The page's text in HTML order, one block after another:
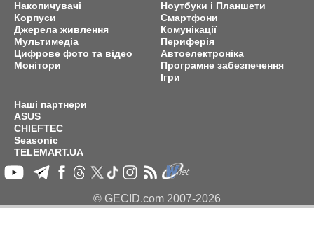
Накопичувачі
Корпуси
Джерела живлення
Мультимедіа
Цифрове фото та відео
Монітори
Ноутбуки і Планшети
Смартфони
Комунікації
Периферія
Автоелектроніка
Програмне забезпечення
Ігри
Наші партнери
ASUS
CHIEFTEC
Seasonic
TELEMART.UA
© GECID.com 2007-2026